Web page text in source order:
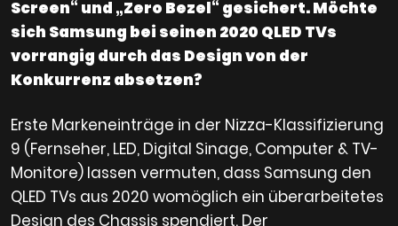
Screen“ und „Zero Bezel“ gesichert. Möchte
sich Samsung bei seinen 2020 QLED TVs
vorrangig durch das Design von der
Konkurrenz absetzen?
Erste Markeneinträge in der Nizza-Klassifizierung
9 (Fernseher, LED, Digital Sinage, Computer & TV-
Monitore) lassen vermuten, dass Samsung den
QLED TVs aus 2020 womöglich ein überarbeitetes
Design des Chassis spendiert. Der